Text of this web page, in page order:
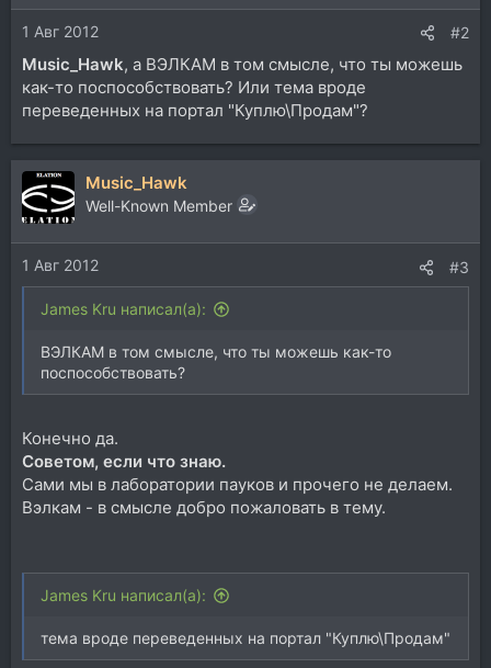
и
:1 Авг 2012 #2
Music_Hawk, а ВЭЛКАМ в том смысле, что ты можешь
как-то поспособствовать? Или тема вроде
переведенных на портал "Куплю\Продам"?
Music_Hawk
Well-Known Member
1 Авг 2012 #3
James Kru написал(а):
ВЭЛКАМ в том смысле, что ты можешь как-то
поспособствовать?
Конечно да.
Советом, если что знаю.
Сами мы в лаборатории пауков и прочего не делаем.
Вэлкам - в смысле добро пожаловать в тему.
James Kru написал(а):
тема вроде переведенных на портал "Куплю\Продам"